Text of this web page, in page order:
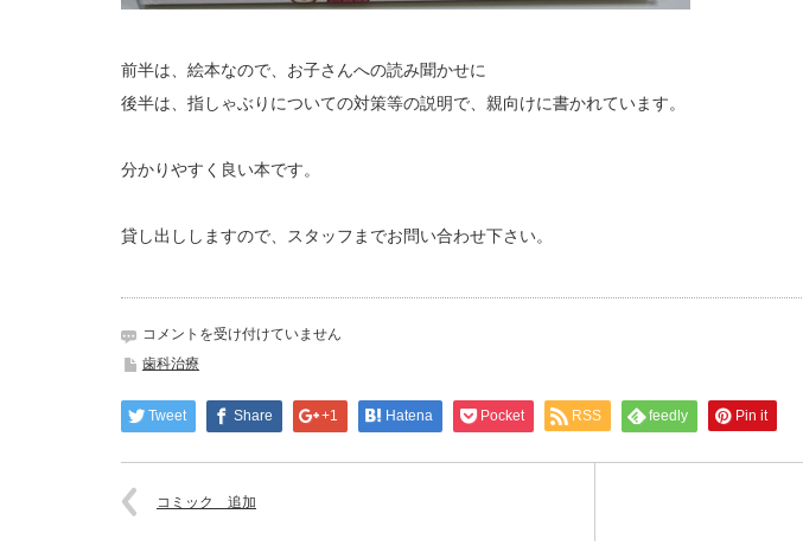
前半は、絵本なので、お子さんへの読み聞かせに
後半は、指しゃぶりについての対策等の説明で、親向けに書かれています。
分かりやすく良い本です。
貸し出ししますので、スタッフまでお問い合わせ下さい。
指
し
ぶ
り
コメントを受け付けていません
歯科治療
Tweet Share +1 Hatena Pocket RSS feedly Pin it
コミック 追加